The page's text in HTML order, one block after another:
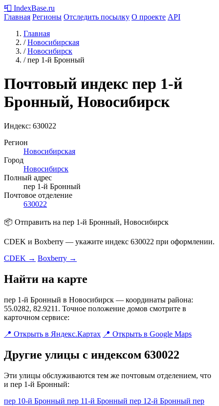
📮 IndexBase.ru
Главная Регионы Отследить посылку О проекте API
Главная
/ Новосибирская
/ Новосибирск
/ пер 1-й Бронный
Почтовый индекс пер 1-й
Бронный, Новосибирск
Индекс: 630022
Регион
Новосибирская
Город
Новосибирск
Полный адрес
пер 1-й Бронный
Почтовое отделение
630022
📦 Отправить на пер 1-й Бронный, Новосибирск
CDEK и Boxberry — укажите индекс 630022 при оформлении.
CDEK → Boxberry →
Найти на карте
пер 1-й Бронный в Новосибирск — координаты района:
55.0282, 82.9211. Точное положение домов смотрите в
карточном сервисе:
📍 Открыть в Яндекс.Картах 📍 Открыть в Google Maps
Другие улицы с индексом 630022
Эти улицы обслуживаются тем же почтовым отделением, что
и пер 1-й Бронный:
пер 10-й Бронный пер 11-й Бронный пер 12-й Бронный пер